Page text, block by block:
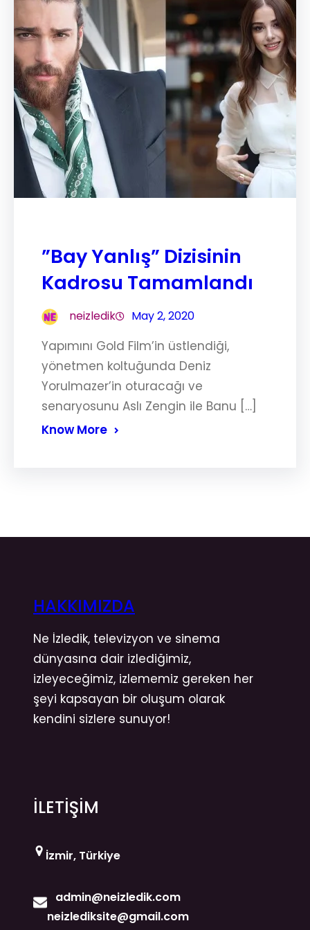
”Bay Yanlış” Dizisinin
Kadrosu Tamamlandı
neizledik May 2, 2020
Yapımını Gold Film’in üstlendiği,
yönetmen koltuğunda Deniz
Yorulmazer’in oturacağı ve
senaryosunu Aslı Zengin ile Banu […]
Know More
HAKKIMIZDA
Ne İzledik, televizyon ve sinema
dünyasına dair izlediğimiz,
izleyeceğimiz, izlememiz gereken her
şeyi kapsayan bir oluşum olarak
kendini sizlere sunuyor!
İLETİŞİM
İzmir, Türkiye
admin@neizledik.com
neizlediksite@gmail.com